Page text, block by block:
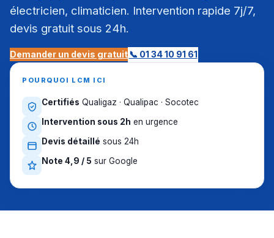
électricien, climaticien. Intervention rapide 7j/7,
devis gratuit sous 24h.
Demander un devis gratuit📞 01 34 10 91 61
POURQUOI LCM ICI
Certifiés Qualigaz · Qualipac · Socotec
Intervention sous 2h en urgence
Devis détaillé sous 24h
Note 4,9 / 5 sur Google